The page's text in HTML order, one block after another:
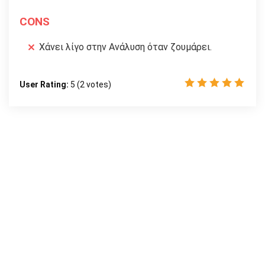
CONS
Χάνει λίγο στην Ανάλυση όταν ζουμάρει.
User Rating: 5 (2votes)